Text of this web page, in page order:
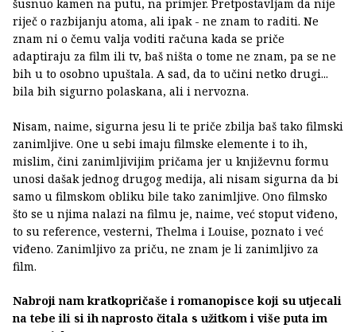
šusnuo kamen na putu, na primjer. Pretpostavljam da nije
riječ o razbijanju atoma, ali ipak - ne znam to raditi. Ne
znam ni o čemu valja voditi računa kada se priče
adaptiraju za film ili tv, baš ništa o tome ne znam, pa se ne
bih u to osobno upuštala. A sad, da to učini netko drugi...
bila bih sigurno polaskana, ali i nervozna.
Nisam, naime, sigurna jesu li te priče zbilja baš tako filmski
zanimljive. One u sebi imaju filmske elemente i to ih,
mislim, čini zanimljivijim pričama jer u književnu formu
unosi dašak jednog drugog medija, ali nisam sigurna da bi
samo u filmskom obliku bile tako zanimljive. Ono filmsko
što se u njima nalazi na filmu je, naime, već stoput viđeno,
to su reference, vesterni, Thelma i Louise, poznato i već
viđeno. Zanimljivo za priču, ne znam je li zanimljivo za
film.
Nabroji nam kratkopričaše i romanopisce koji su utjecali
na tebe ili si ih naprosto čitala s užitkom i više puta im